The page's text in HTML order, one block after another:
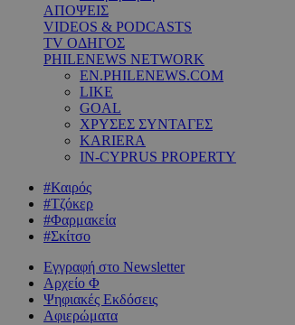
ΑΠΟΨΕΙΣ
VIDEOS & PODCASTS
TV ΟΔΗΓΟΣ
PHILENEWS NETWORK
EN.PHILENEWS.COM
LIKE
GOAL
ΧΡΥΣΕΣ ΣΥΝΤΑΓΕΣ
KARIERA
IN-CYPRUS PROPERTY
#Καιρός
#Τζόκερ
#Φαρμακεία
#Σκίτσο
Εγγραφή στο Newsletter
Αρχείο Φ
Ψηφιακές Εκδόσεις
Αφιερώματα